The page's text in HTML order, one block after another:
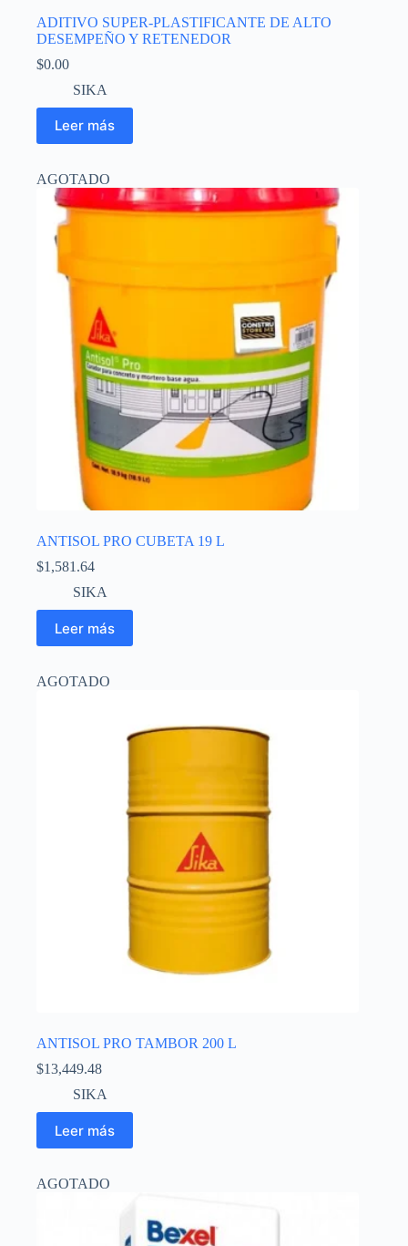
ADITIVO SUPER-PLASTIFICANTE DE ALTO
DESEMPEÑO Y RETENEDOR
$0.00
SIKA
Leer más
AGOTADO
ANTISOL PRO CUBETA 19 L
$1,581.64
SIKA
Leer más
AGOTADO
ANTISOL PRO TAMBOR 200 L
$13,449.48
SIKA
Leer más
AGOTADO